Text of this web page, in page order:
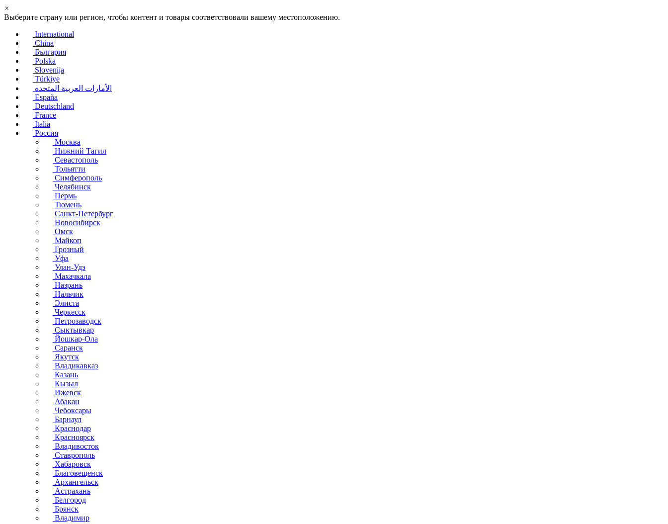
×
Выберите страну или регион, чтобы контент и товары соответствовали вашему местоположению.
International
China
България
Polska
Slovenija
Türkiye
الأمارات العربية المتحدة
España
Deutschland
France
Italia
Россия
Москва
Нижний Тагил
Севастополь
Тольятти
Симферополь
Челябинск
Пермь
Тюмень
Санкт-Петербург
Новосибирск
Омск
Майкоп
Грозный
Уфа
Улан-Удэ
Махачкала
Назрань
Нальчик
Элиста
Черкесск
Петрозаводск
Сыктывкар
Йошкар-Ола
Саранск
Якутск
Владикавказ
Казань
Кызыл
Ижевск
Абакан
Чебоксары
Барнаул
Краснодар
Красноярск
Владивосток
Ставрополь
Хабаровск
Благовещенск
Архангельск
Астрахань
Белгород
Брянск
Владимир